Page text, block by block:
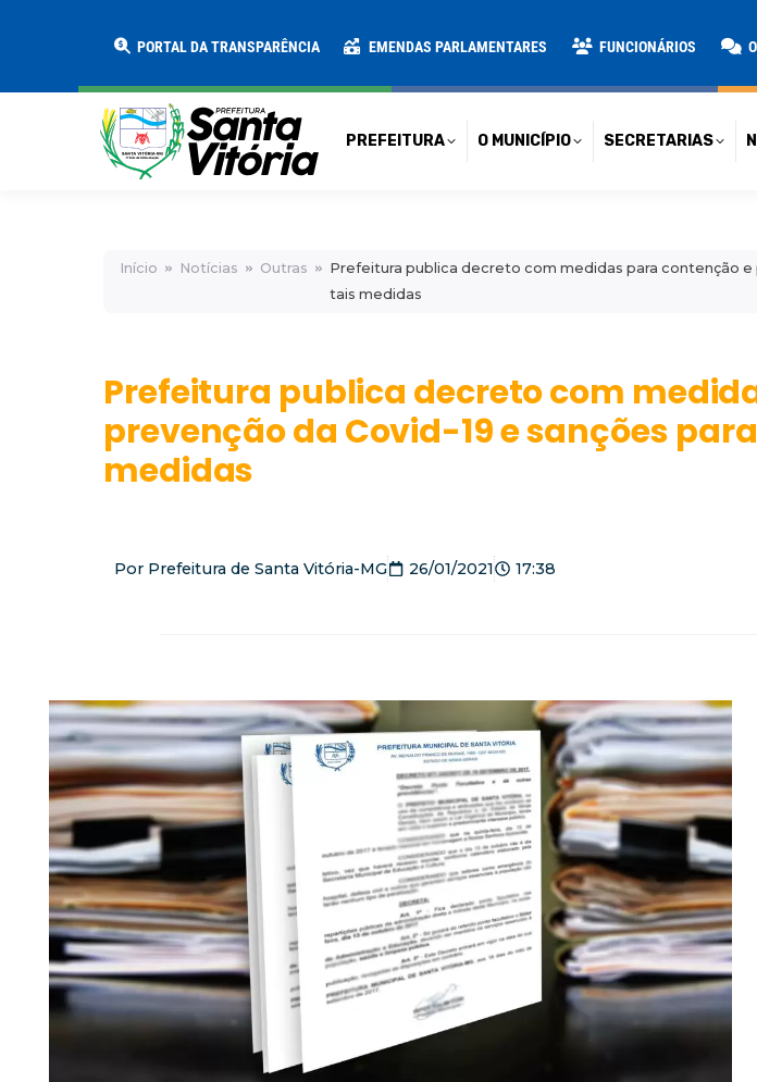
PORTAL DA TRANSPARÊNCIA EMENDAS PARLAMENTARES FUNCIONÁRIOS
PREFEITURA O MUNICÍPIO SECRETARIAS
Início Notícias Outras
Prefeitura publica decreto com medidas para contenção
tais medidas
Prefeitura publica decreto com
prevenção da Covid-19 e sanções
medidas
Por Prefeitura de Santa Vitória-MG 26/01/2021 17:38